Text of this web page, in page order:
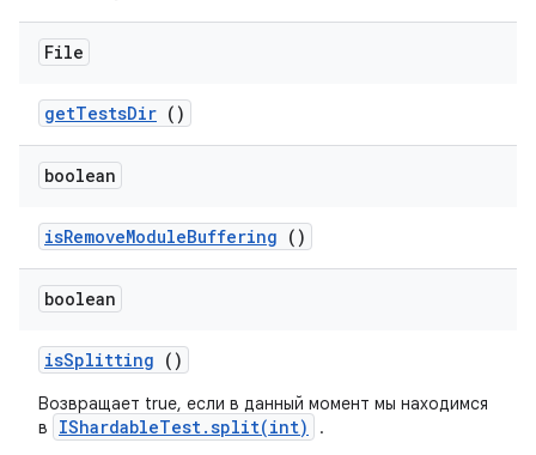
File
getTestsDir ()
boolean
isRemoveModuleBuffering ()
boolean
isSplitting ()
Возвращает true, если в данный момент мы находимся
в
IShardableTest.split(int) .